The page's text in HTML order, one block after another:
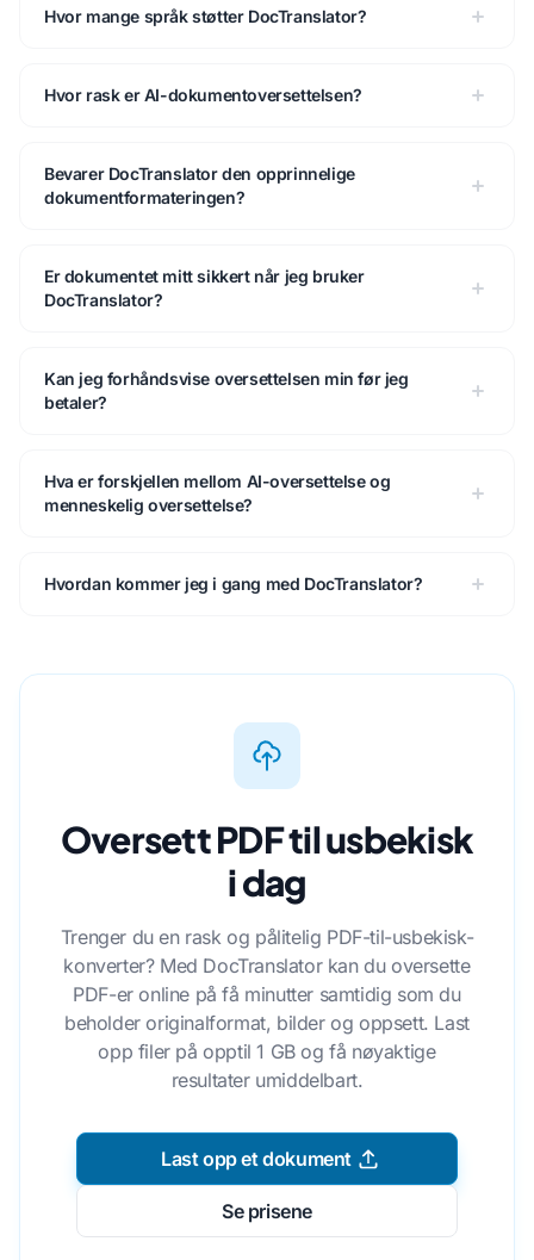
Hvor mange språk støtter DocTranslator?
Hvor rask er AI-dokumentoversettelsen?
Bevarer DocTranslator den opprinnelige
dokumentformateringen?
Er dokumentet mitt sikkert når jeg bruker
DocTranslator?
Kan jeg forhåndsvise oversettelsen min før jeg
betaler?
Hva er forskjellen mellom AI-oversettelse og
menneskelig oversettelse?
Hvordan kommer jeg i gang med DocTranslator?
Oversett PDF til usbekisk
i dag
Trenger du en rask og pålitelig PDF-til-usbekisk-
konverter? Med DocTranslator kan du oversette
PDF-er online på få minutter samtidig som du
beholder originalformat, bilder og oppsett. Last
opp filer på opptil 1 GB og få nøyaktige
resultater umiddelbart.
Last opp et dokument
Se prisene